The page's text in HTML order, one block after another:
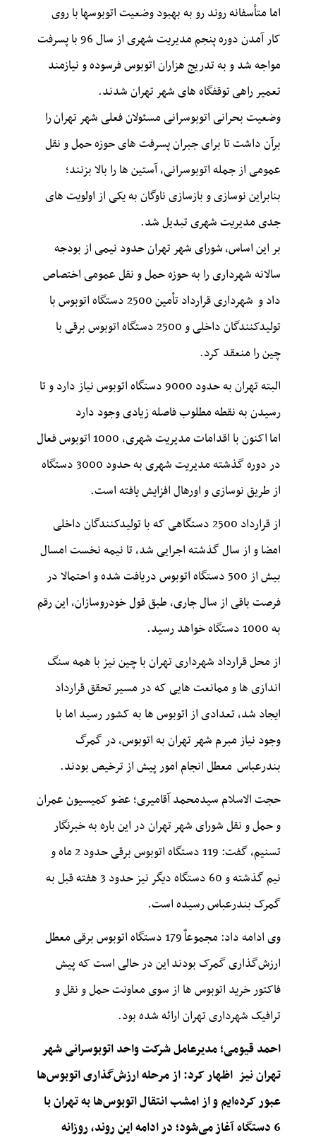
اما متأسفانه روند رو به بهبود وضعیت اتوبوسها با روی
کار آمدن دوره پنجم مدیریت شهری از سال 96 با پسرفت
مواجه شد و به تدریج هزاران اتوبوس فرسوده و نیازمند
تعمیر راهی توقفگاه های شهر تهران شدند.
وضعیت بحرانی اتوبوسرانی مسئولان فعلی شهر تهران را
برآن داشت تا برای جبران پسرفت های حوزه حمل و نقل
عمومی از جمله اتوبوسرانی، آستین ها را بالا بزنند؛
بنابراین نوسازی و بازسازی ناوگان به یکی از اولویت های
جدی مدیریت شهری تبدیل شد.
بر این اساس، شورای شهر تهران حدود نیمی از بودجه
سالانه شهرداری را به حوزه حمل و نقل عمومی اختصاص
داد و شهرداری قرارداد تأمین 2500 دستگاه اتوبوس با
تولیدکنندگان داخلی و 2500 دستگاه اتوبوس برقی با
چین را منعقد کرد.
البته تهران به حدود 9000 دستگاه اتوبوس نیاز دارد و تا
رسیدن به نقطه مطلوب فاصله زیادی وجود دارد
اما اکنون با اقدامات مدیریت شهری، 1000 اتوبوس فعال
در دوره گذشته مدیریت شهری به حدود 3000 دستگاه
از طریق نوسازی و اورهال افزایش یافته است.
از قرارداد 2500 دستگاهی که با تولیدکنندگان داخلی
امضا و از سال گذشته اجرایی شد، تا نیمه نخست امسال
بیش از 500 دستگاه اتوبوس دریافت شده و احتمالا در
فرصت باقی از سال جاری، طبق قول خودروسازان، این رقم
به 1000 دستگاه خواهد رسید.
از محل قرارداد شهرداری تهران با چین نیز با همه سنگ
اندازی ها و ممانعت هایی که در مسیر تحقق قرارداد
ایجاد شد، تعدادی از اتوبوس ها به کشور رسید اما با
وجود نیاز مبرم شهر تهران به اتوبوس، در گمرگ
بندرعباس معطل انجام امور پیش از ترخیص بودند.
حجت الاسلام سیدمحمد آقامیری؛ عضو کمیسیون عمران
و حمل و نقل شورای شهر تهران در این باره به خبرنگار
تسنیم، گفت: 119 دستگاه اتوبوس برقی حدود 2 ماه و
نیم گذشته و 60 دستگاه دیگر نیز حدود 3 هفته قبل به
گمرک بندرعباس رسیده است.
وی ادامه داد: مجموعاٌ 179 دستگاه اتوبوس برقی معطل
ارزش‌گذاری گمرک بودند این در حالی است که پیش
فاکتور خرید اتوبوس ها از سوی معاونت حمل و نقل و
ترافیک شهرداری تهران ارائه شده بود.
احمد قیومی؛ مدیرعامل شرکت واحد اتوبوسرانی شهر
تهران نیز اظهار کرد: از مرحله ارزش‌گذاری اتوبوس‌ها
عبور کرده‌ایم و از امشب انتقال اتوبوس‌ها به تهران با
6 دستگاه آغاز می‌شود؛ در ادامه این روند، روزانه